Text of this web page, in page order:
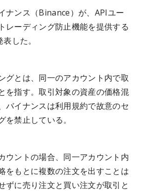
ナンス（Binance）が、APIユー
レーディング防止機能を提供する
した。
グとは、同一のアカウント内で取
を指す。取引対象の資産の価格混
バイナンスは利用規約で故意のセ
を禁止している。
ウントの場合、同一アカウント内
をもとに複数の注文を出すことは
ずに売り注文と買い注文が取引と